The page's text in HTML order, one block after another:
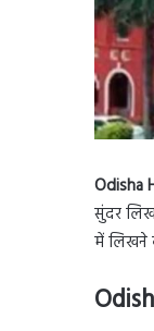
Odisha
सुंदर
में लिखने